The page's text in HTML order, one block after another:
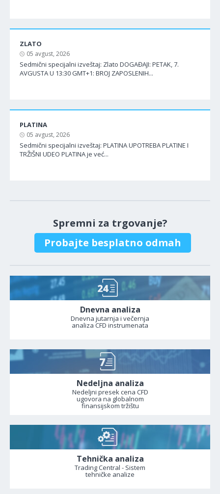
ZLATO
05 avgust, 2026
Sedmični specijalni izveštaj: Zlato DOGAĐAJI: PETAK, 7.
AVGUSTA U 13:30 GMT+1: BROJ ZAPOSLENIH...
PLATINA
05 avgust, 2026
Sedmični specijalni izveštaj: PLATINA UPOTREBA PLATINE I
TRŽIŠNI UDEO PLATINA je već...
Spremni za trgovanje?
Probajte besplatno odmah
Dnevna analiza
Dnevna jutarnja i večernja
analiza CFD instrumenata
Nedeljna analiza
Nedeljni presek cena CFD
ugovora na globalnom
finansijskom tržištu
Tehnička analiza
Trading Central - Sistem
tehničke analize